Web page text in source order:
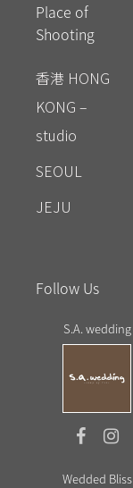
Place of
Shooting
香港 HONG
KONG –
studio
SEOUL
JEJU
Follow Us
S.A. wedding
Wedded Bliss